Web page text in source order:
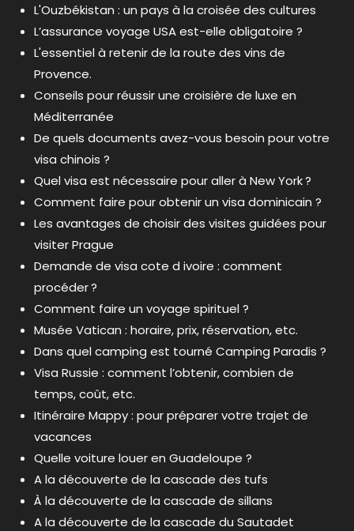
L'Ouzbékistan : un pays à la croisée des cultures
L’assurance voyage USA est-elle obligatoire ?
L'essentiel à retenir de la route des vins de
Provence.
Conseils pour réussir une croisière de luxe en
Méditerranée
De quels documents avez-vous besoin pour votre
visa chinois ?
Quel visa est nécessaire pour aller à New York ?
Comment faire pour obtenir un visa dominicain ?
Les avantages de choisir des visites guidées pour
visiter Prague
Demande de visa cote d ivoire : comment
procéder ?
Comment faire un voyage spirituel ?
Musée Vatican : horaire, prix, réservation, etc.
Dans quel camping est tourné Camping Paradis ?
Visa Russie : comment l’obtenir, combien de
temps, coût, etc.
Itinéraire Mappy : pour préparer votre trajet de
vacances
Quelle voiture louer en Guadeloupe ?
A la découverte de la cascade des tufs
À la découverte de la cascade de sillans
A la découverte de la cascade du Sautadet